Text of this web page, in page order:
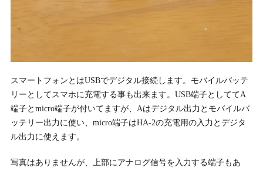
スマートフォンとはUSBでデジタル接続します。モバイルバッテ
リーとしてスマホに充電する事も出来ます。USB端子としててA
端子とmicro端子が付いてますが、Aはデジタル出力とモバイルバ
ッテリー出力に使い、micro端子はHA-2の充電用の入力とデジタ
ル出力に使えます。
写真はありませんが、上部にアナログ信号を入力する端子もあ